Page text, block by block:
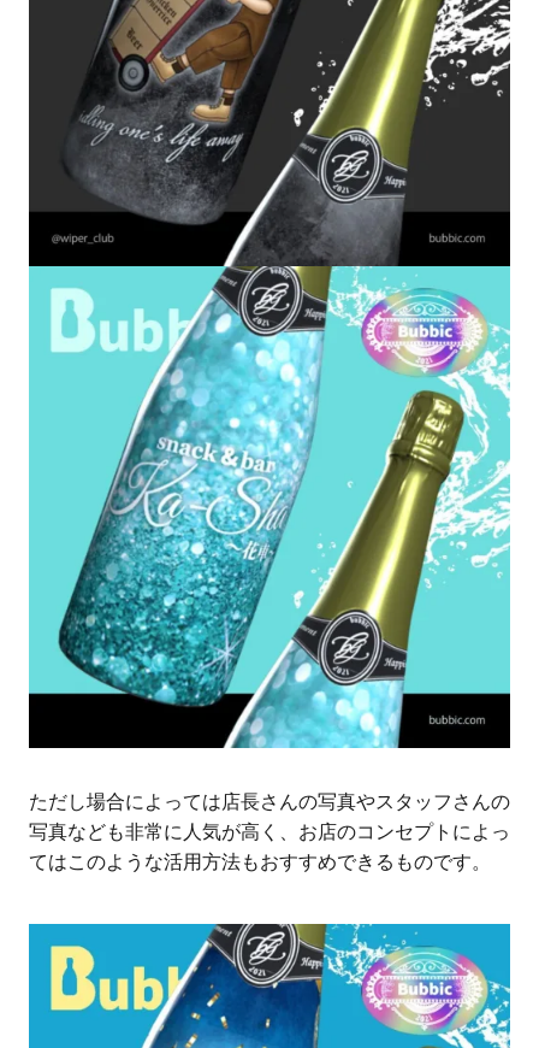
ただし場合によっては店長さんの写真やスタッフさんの
写真なども非常に人気が高く、お店のコンセプトによっ
てはこのような活用方法もおすすめできるものです。